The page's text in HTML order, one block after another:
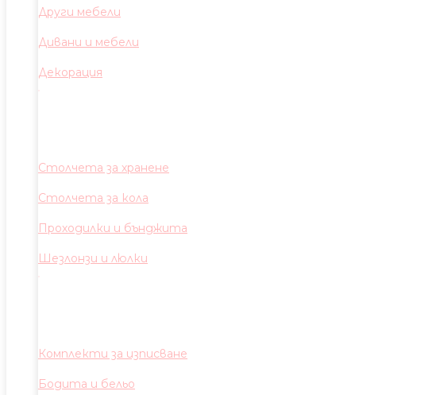
Други мебели
Дивани и мебели
Декорация
Столчета за хранене
Столчета за кола
Проходилки и бънджита
Шезлонзи и люлки
Комплекти за изписване
Бодита и бельо